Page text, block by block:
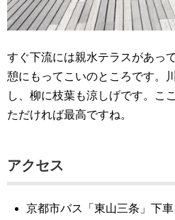
すぐ下流には親水テラスがあっ
憩にもってこいのところです。
し、柳に枝葉も涼しげです。こ
ただければ最高ですね。
アクセス
京都市バス「東山三条」下